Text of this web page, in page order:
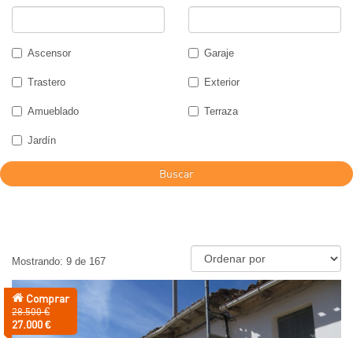
Ascensor Garaje
Trastero Exterior
Amueblado Terraza
Jardín
Buscar
Mostrando: 9 de 167
Comprar
Precio
anterior:
28.500 €
Precio:
27.000 €